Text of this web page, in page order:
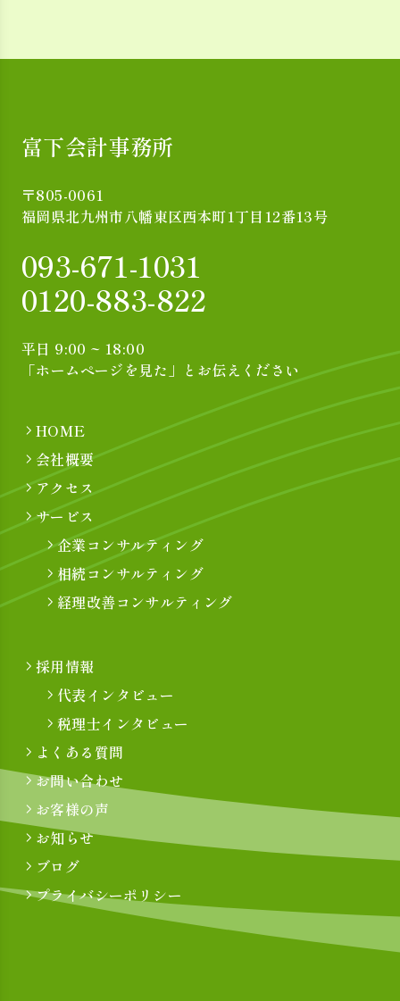
富下会計事務所
〒805-0061
福岡県北九州市八幡東区西本町1丁目12番13号
093-671-1031
0120-883-822
平日 9:00 ~ 18:00
「ホームページを見た」とお伝えください
HOME
会社概要
アクセス
サービス
企業コンサルティング
相続コンサルティング
経理改善コンサルティング
採用情報
代表インタビュー
税理士インタビュー
よくある質問
お問い合わせ
お客様の声
お知らせ
ブログ
プライバシーポリシー